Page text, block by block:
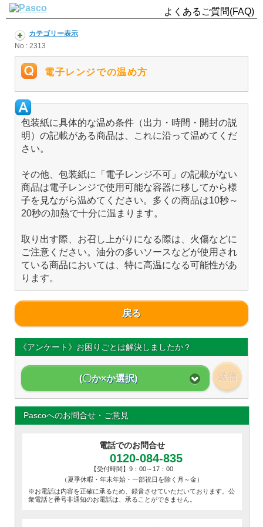
よくあるご質問(FAQ)
カテゴリー表示
No : 2313
電子レンジでの温め方
包装紙に具体的な温め条件（出力・時間・開封の説
明）の記載がある商品は、これに沿って温めてくだ
さい。
その他、包装紙に「電子レンジ不可」の記載がない
商品は電子レンジで使用可能な容器に移してから様
子を見ながら温めてください。多くの商品は10秒～
20秒の加熱で十分に温まります。
取り出す際、お召し上がりになる際は、火傷などに
ご注意ください。油分の多いソースなどが使用され
ている商品においては、特に高温になる可能性があ
ります。
戻る
《アンケート》お困りごとは解決しましたか？
(〇か×か選択) 送信
Pascoへのお問合せ・ご意見
電話でのお問合せ
0120-084-835
【受付時間】9：00～17：00
（夏季休暇・年末年始・一部祝日を除く月～金）
※お電話は内容を正確に承るため、録音させていただいております。公
衆電話と番号非通知のお電話は、承ることができません。